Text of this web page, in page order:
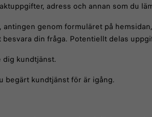
adress och annan som du
genom formuläret på
din fråga. Potentiellt delas
dig kundtjänst.
begärt kundtjänst för är igång.